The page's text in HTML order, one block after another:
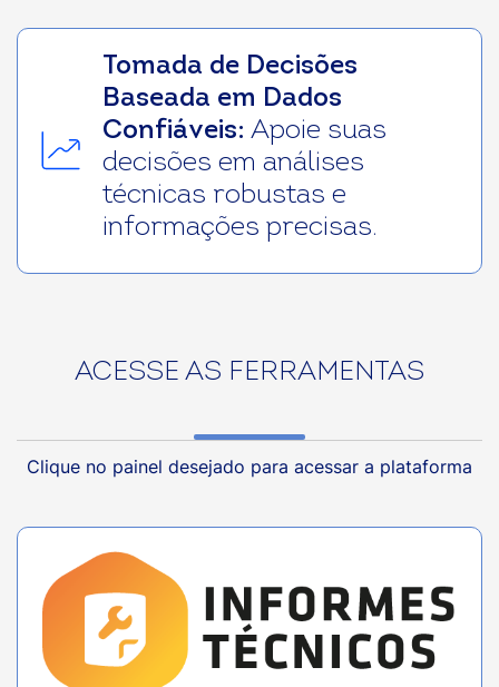
Tomada de Decisões
Baseada em Dados
Confiáveis: Apoie suas
decisões em análises
técnicas robustas e
informações precisas.
ACESSE AS FERRAMENTAS
Clique no painel desejado para acessar a plataforma